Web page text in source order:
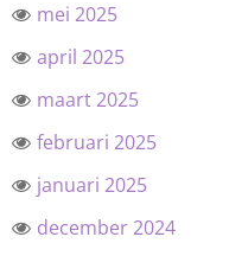
mei 2025
april 2025
maart 2025
februari 2025
januari 2025
december 2024